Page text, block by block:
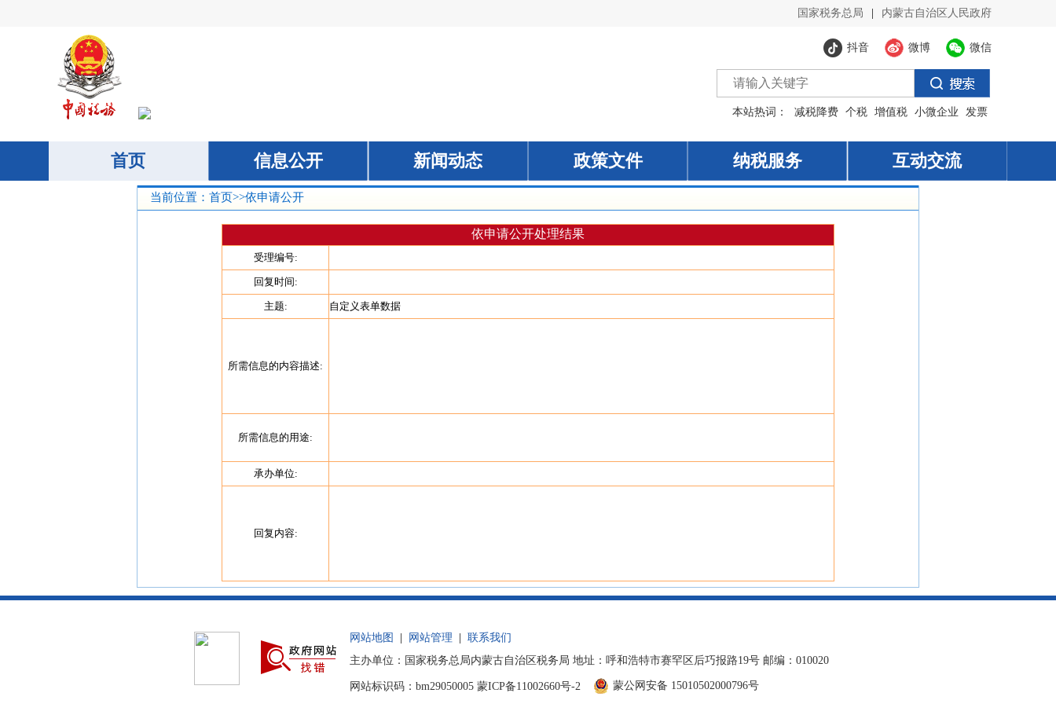
当前位置： 首页>>依申请公开
依申请公开处理结果
受理编号:
回复时间:
主题: 自定义表单数据
所需信息的内容描述:
所需信息的用途:
承办单位:
回复内容: